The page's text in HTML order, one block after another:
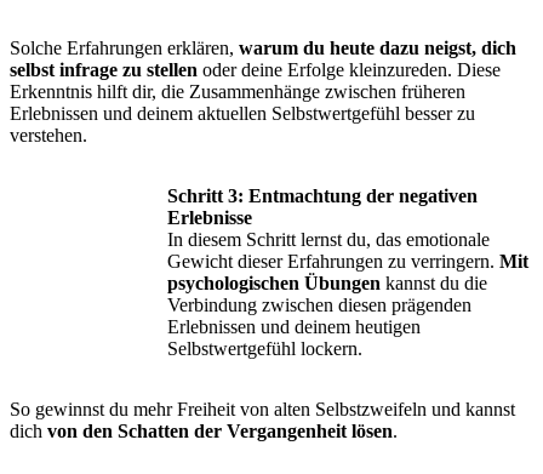
Solche Erfahrungen erklären, warum du heute dazu neigst, dich
selbst infrage zu stellen oder deine Erfolge kleinzureden. Diese
Erkenntnis hilft dir, die Zusammenhänge zwischen früheren
Erlebnissen und deinem aktuellen Selbstwertgefühl besser zu
verstehen.
Schritt 3: Entmachtung der negativen
Erlebnisse
In diesem Schritt lernst du, das emotionale
Gewicht dieser Erfahrungen zu verringern. Mit
psychologischen Übungen kannst du die
Verbindung zwischen diesen prägenden
Erlebnissen und deinem heutigen
Selbstwertgefühl lockern.
So gewinnst du mehr Freiheit von alten Selbstzweifeln und kannst
dich von den Schatten der Vergangenheit lösen.